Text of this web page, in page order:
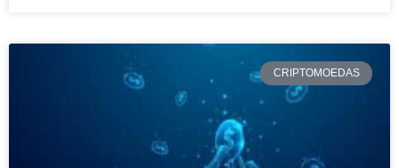
CRIPTOMOEDAS